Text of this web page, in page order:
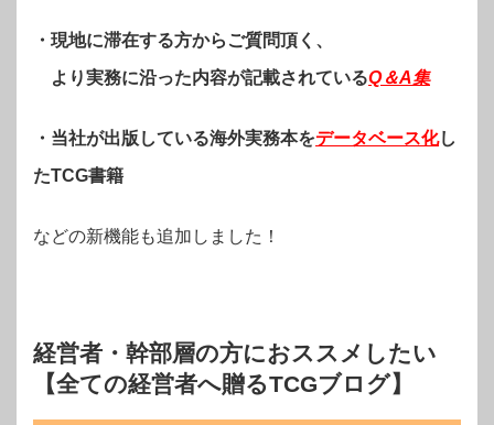
・現地に滞在する方からご質問頂く、
より実務に沿った内容が記載されているQ＆A集
・当社が出版している海外実務本をデータベース化し
たTCG書籍
などの新機能も追加しました！
経営者・幹部層の方におススメしたい
【全ての経営者へ贈るTCGブログ】